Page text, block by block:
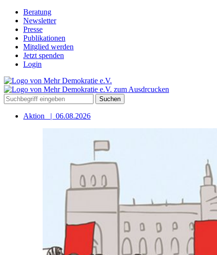
Beratung
Newsletter
Presse
Publikationen
Mitglied werden
Jetzt spenden
Login
Suchen
Aktion | 06.08.2026